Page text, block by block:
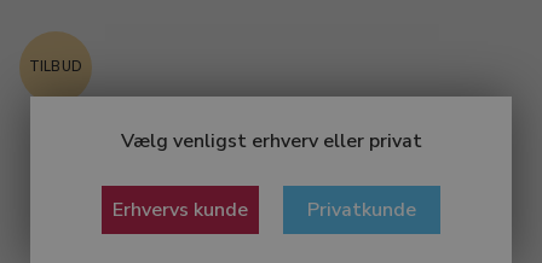
Vælg venligst erhverv eller privat
Erhvervs kunde Privatkunde
TILBUD